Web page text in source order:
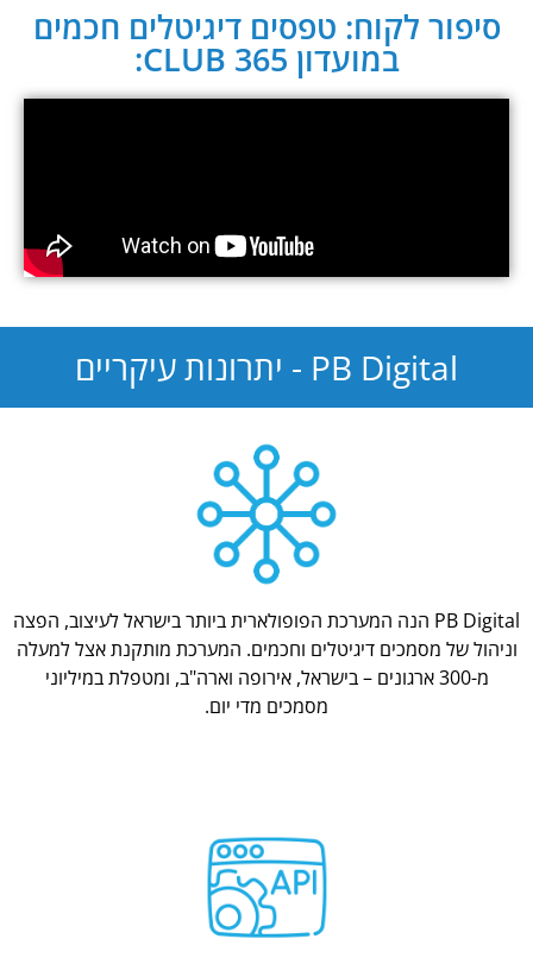
סיפור לקוח: טפסים דיגיטלים חכמים
במועדון CLUB 365:
PB Digital - יתרונות עיקריים
PB Digital הנה המערכת הפופולארית ביותר בישראל לעיצוב, הפצה
וניהול של מסמכים דיגיטלים וחכמים. המערכת מותקנת אצל למעלה
מ-300 ארגונים – בישראל, אירופה וארה"ב, ומטפלת במיליוני
מסמכים מדי יום.